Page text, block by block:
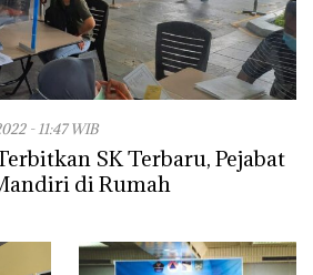
- 11:47 WIB
SK Terbaru, Pejabat
di Rumah